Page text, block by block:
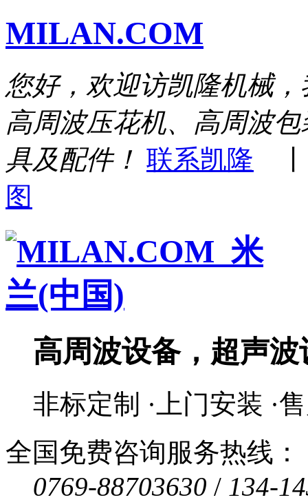
MILAN.COM
您好，欢迎访凯隆机械
高周波压花机、高周波
具及配件！ 联系凯隆
图
高周波设备，超声
非标定制 ·上门安装 ·
全国免费咨询服务热线：
0769-88703630 / 134-